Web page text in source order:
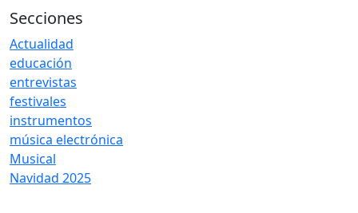
Secciones
Actualidad
educación
entrevistas
festivales
instrumentos
música electrónica
Musical
Navidad 2025